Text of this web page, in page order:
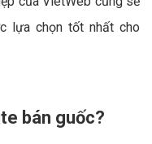
lựa chọn tốt nhất cho
bán guốc?